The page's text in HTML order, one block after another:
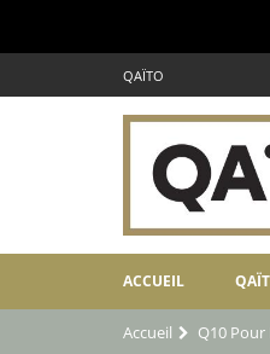
QAÏTO
ACCUEIL
Accueil Q10